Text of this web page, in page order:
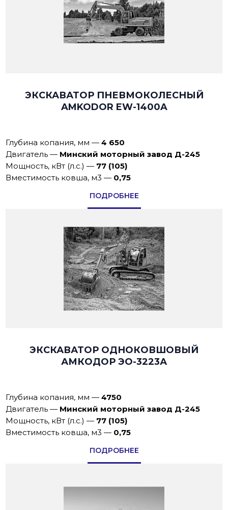
ЭКСКАВАТОР ПНЕВМОКОЛЕСНЫЙ
AMKODOR EW-1400A
Глубина копания, мм —4 650
Двигатель — Минский моторный завод Д-245
Мощность, кВт (л.с.) — 77 (105)
Вместимость ковша, м3— 0,75
ПОДРОБНЕЕ
ЭКСКАВАТОР ОДНОКОВШОВЫЙ
АМКОДОР ЭО-3223А
Глубина копания, мм—4750
Двигатель — Минский моторный завод Д-245
Мощность, кВт (л.с.)— 77 (105)
Вместимость ковша, м3 — 0,75
ПОДРОБНЕЕ